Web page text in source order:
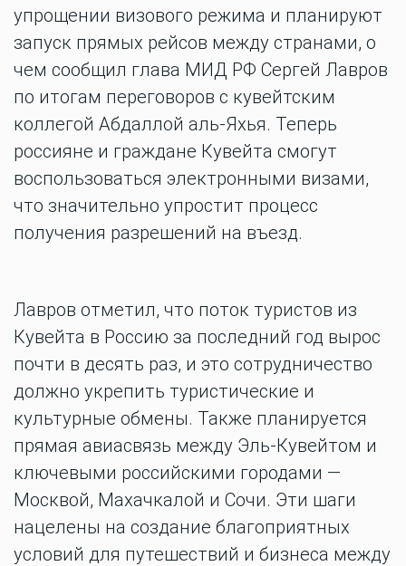
упрощении визового режима и планируют
запуск прямых рейсов между странами, о
чем сообщил глава МИД РФ Сергей Лавров
по итогам переговоров с кувейтским
коллегой Абдаллой аль-Яхья. Теперь
россияне и граждане Кувейта смогут
воспользоваться электронными визами,
что значительно упростит процесс
получения разрешений на въезд.
Лавров отметил, что поток туристов из
Кувейта в Россию за последний год вырос
почти в десять раз, и это сотрудничество
должно укрепить туристические и
культурные обмены. Также планируется
прямая авиасвязь между Эль-Кувейтом и
ключевыми российскими городами —
Москвой, Махачкалой и Сочи. Эти шаги
нацелены на создание благоприятных
условий для путешествий и бизнеса между